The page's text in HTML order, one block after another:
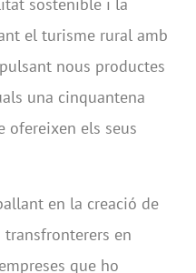
sostenible i la
el turisme rural amb
nous productes
una cinquantena
ofereixen els seus
en la creació de
en
que ho